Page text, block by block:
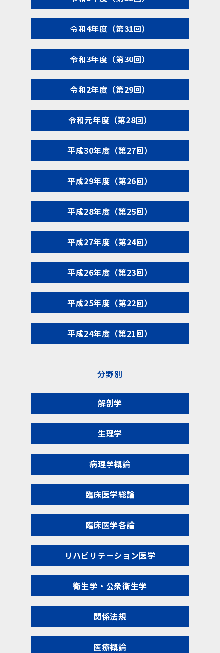
令和4年度（第31回）
令和3年度（第30回）
令和2年度（第29回）
令和元年度（第28回）
平成30年度（第27回）
平成29年度（第26回）
平成28年度（第25回）
平成27年度（第24回）
平成26年度（第23回）
平成25年度（第22回）
平成24年度（第21回）
分野別
解剖学
生理学
病理学概論
臨床医学総論
臨床医学各論
リハビリテーション医学
衛生学・公衆衛生学
関係法規
医療概論